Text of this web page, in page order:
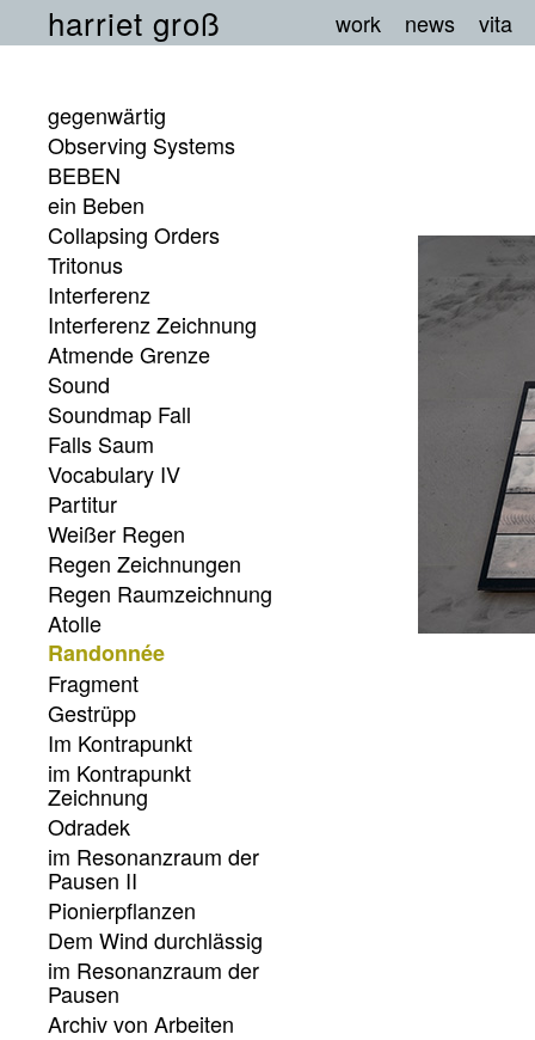
harriet groß work news vita
gegenwärtig
Observing Systems
BEBEN
ein Beben
Collapsing Orders
Tritonus
Interferenz
Interferenz Zeichnung
Atmende Grenze
Sound
Soundmap Fall
Falls Saum
Vocabulary IV
Partitur
Weißer Regen
Regen Zeichnungen
Regen Raumzeichnung
Atolle
Randonnée
Fragment
Gestrüpp
Im Kontrapunkt
im Kontrapunkt
Zeichnung
Odradek
im Resonanzraum der
Pausen II
Pionierpflanzen
Dem Wind durchlässig
im Resonanzraum der
Pausen
Archiv von Arbeiten